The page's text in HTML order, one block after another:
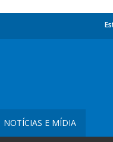
NOTÍCIAS E MÍDIA